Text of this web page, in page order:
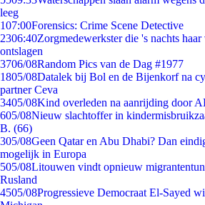
leeg
107:00Forensics: Crime Scene Detective
2306:40Zorgmedewerkster die 's nachts
ontslagen
3706/08Random Pics van de Dag #1977
1805/08Datalek bij Bol en de Bijenkorf na
partner Ceva
3405/08Kind overleden na aanrijding door
605/08Nieuw slachtoffer in
B. (66)
305/08Geen Qatar en Abu Dhabi? Dan
mogelijk in Europa
505/08Litouwen vindt opnieuw
Rusland
4505/08Progressieve Democraat El-Sayed